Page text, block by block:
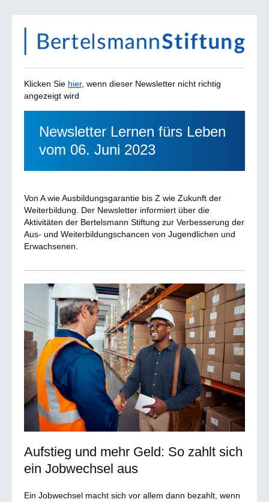
Klicken Sie hier, wenn dieser Newsletter nicht richtig
angezeigt wird
Newsletter Lernen fürs Leben
vom 06. Juni 2023
Von A wie Ausbildungsgarantie bis Z wie Zukunft der
Weiterbildung. Der Newsletter informiert über die
Aktivitäten der Bertelsmann Stiftung zur Verbesserung der
Aus- und Weiterbildungschancen von Jugendlichen und
Erwachsenen.
Aufstieg und mehr Geld: So zahlt sich
ein Jobwechsel aus
Ein Jobwechsel macht sich vor allem dann bezahlt, wenn